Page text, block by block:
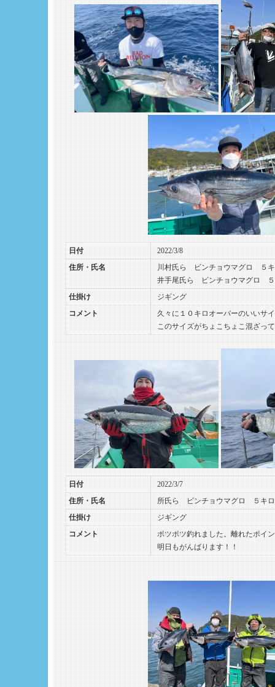
日付
2022/3/8
住所・氏名
川村氏ら ビンチョウマグロ ５
井手尾氏ら ビンチョウマグロ
仕掛け
ジギング
コメント
久々に１０キロオーバーのいいサ
このサイズがちょこちょこ混ざっ
日付
2022/3/7
住所・氏名
所氏ら ビンチョウマグロ ５キ
仕掛け
ジギング
コメント
ポツポツ釣れました。離れたポイ
明日もがんばります！！